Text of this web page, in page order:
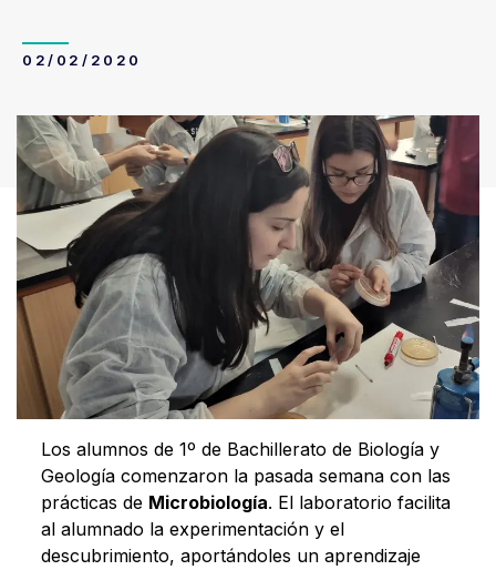
02/02/2020
Los alumnos de 1º de Bachillerato de Biología y
Geología comenzaron la pasada semana con las
prácticas de Microbiología. El laboratorio facilita
al alumnado la experimentación y el
descubrimiento, aportándoles un aprendizaje